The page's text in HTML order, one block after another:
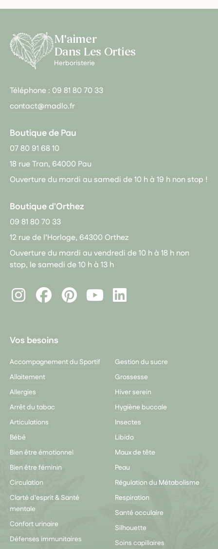
M'aimer
Dans Les Orties
Herboristerie
Téléphone : 09 81 80 70 33
contact@madlo.fr
Boutique de Pau
07 80 91 68 10
18 rue Tran, 64000 Pau
Ouverture du mardi au samedi de 10 h à 19 h non stop !
Boutique d'Orthez
09 81 80 70 33
12 rue de l’Horloge, 64300 Orthez
Ouverture du mardi au vendredi de 10 h à 18 h non
stop, le samedi de 10 h à 13 h
InstagramFacebookPinterest
LinkedIn
Vos besoins
Accompagnement du Sportif
Allaitement
Allergies
Arrêt du tabac
Articulations
Bébé
Bien être émotionnel
Bien être féminin
Circulation
Clarté d'esprit & Santé
mentale
Confort urinaire
Défenses immunitaires
Gestion du sucre
Grossesse
Hiver serein
Hygiène buccale
Insectes
Libido
Maux de tête
Peau
Régulation du Métabolisme
Respiration
Santé occulaire
Silhouette
Soins capillaires